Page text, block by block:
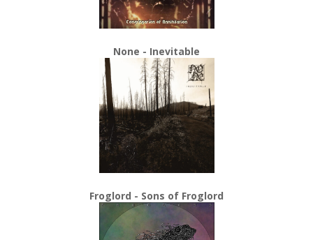
None - Inevitable
Froglord - Sons of Froglord